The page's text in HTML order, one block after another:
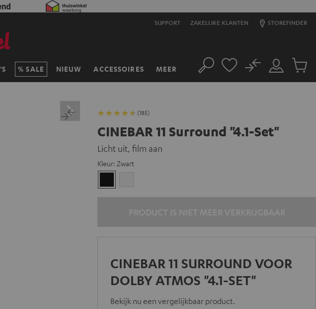
SUPPORT ZAKELIJKE KLANTEN STOREFINDER
SALE NIEUW ACCESSOIRES MEER Zoeken
Mijn
account
No
(185)
CINEBAR 11 Surround "4.1-Set"
Licht uit, film aan
Kleur: Zwart
CINEBAR 11 SURROUND VOOR
DOLBY ATMOS "4.1-SET"
Bekijk nu een vergelijkbaar product.